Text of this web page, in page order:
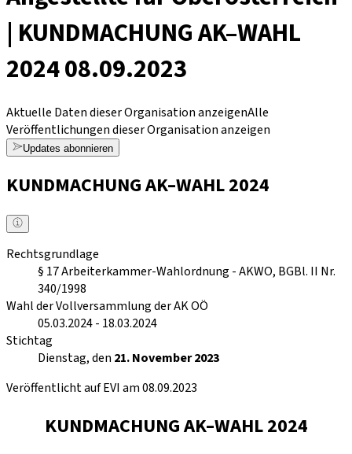
| KUNDMACHUNG AK–WAHL
2024 08.09.2023
Aktuelle Daten dieser Organisation anzeigenAlle
Veröffentlichungen dieser Organisation anzeigen
Updates abonnieren
KUNDMACHUNG AK–WAHL 2024
Rechtsgrundlage
§ 17 Arbeiterkammer-Wahlordnung - AKWO, BGBl. II Nr.
340/1998
Wahl der Vollversammlung der AK OÖ
05.03.2024- 18.03.2024
Stichtag
Dienstag, den 21. November 2023
Veröffentlicht auf EVI am 08.09.2023
KUNDMACHUNG AK–WAHL 2024